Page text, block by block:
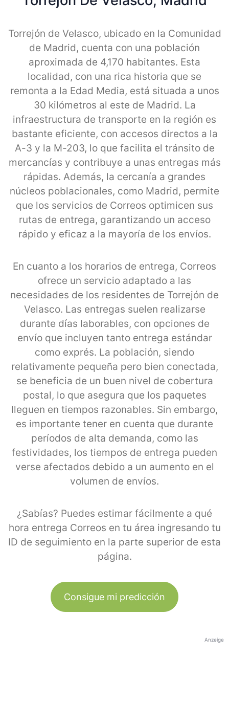
Torrejón de Velasco, ubicado en la Comunidad
de Madrid, cuenta con una población
aproximada de 4,170 habitantes. Esta
localidad, con una rica historia que se
remonta a la Edad Media, está situada a unos
30 kilómetros al este de Madrid. La
infraestructura de transporte en la región es
bastante eficiente, con accesos directos a la
A-3 y la M-203, lo que facilita el tránsito de
mercancías y contribuye a unas entregas más
rápidas. Además, la cercanía a grandes
núcleos poblacionales, como Madrid, permite
que los servicios de Correos optimicen sus
rutas de entrega, garantizando un acceso
rápido y eficaz a la mayoría de los envíos.
En cuanto a los horarios de entrega, Correos
ofrece un servicio adaptado a las
necesidades de los residentes de Torrejón de
Velasco. Las entregas suelen realizarse
durante días laborables, con opciones de
envío que incluyen tanto entrega estándar
como exprés. La población, siendo
relativamente pequeña pero bien conectada,
se beneficia de un buen nivel de cobertura
postal, lo que asegura que los paquetes
lleguen en tiempos razonables. Sin embargo,
es importante tener en cuenta que durante
períodos de alta demanda, como las
festividades, los tiempos de entrega pueden
verse afectados debido a un aumento en el
volumen de envíos.
¿Sabías? Puedes estimar fácilmente a qué
hora entrega Correos en tu área ingresando tu
ID de seguimiento en la parte superior de esta
página.
Consigue mi predicción
Anzeige